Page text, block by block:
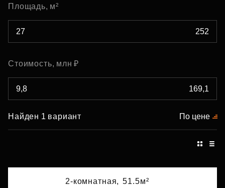
Площадь, м²
Стоимость, млн ₽
Найден 1 вариант По цене
2-комнатная, 51.5м²